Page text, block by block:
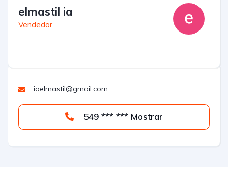
elmastil ia
Vendedor
iaelmastil@gmail.com
549 *** *** Mostrar